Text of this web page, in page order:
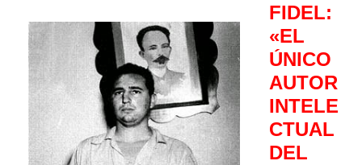
FIDEL:
«EL
ÚNICO
AUTOR
INTELE
CTUAL
DEL